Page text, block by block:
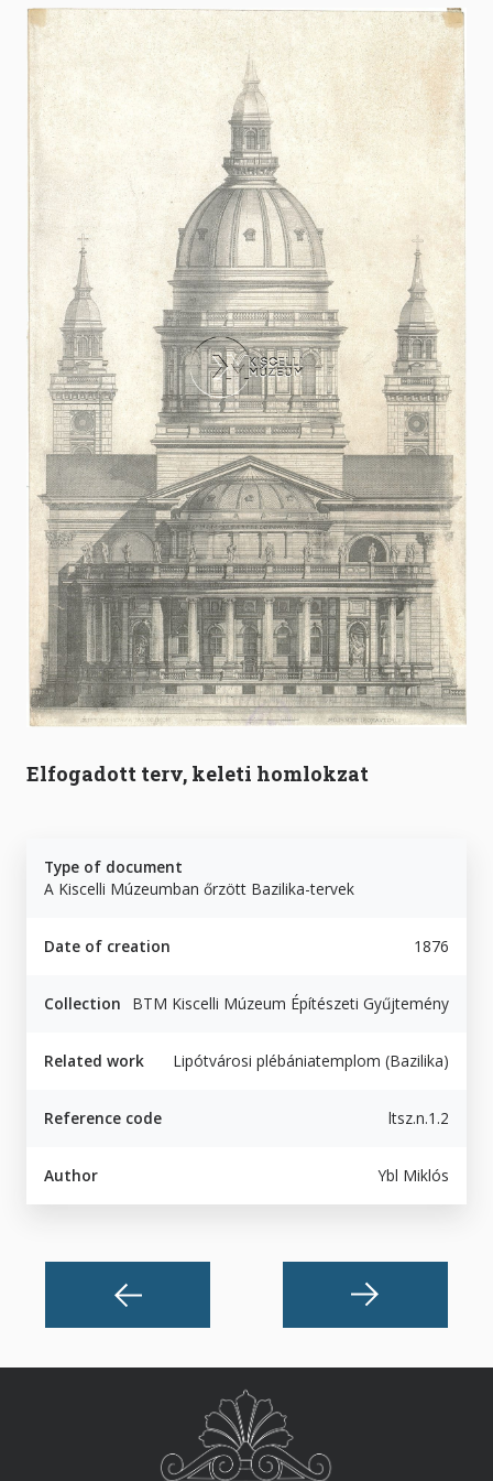
Elfogadott terv, keleti homlokzat
Type of document
A Kiscelli Múzeumban őrzött Bazilika-tervek
Date of creation 1876
Collection BTM Kiscelli Múzeum Építészeti Gyűjtemény
Related work Lipótvárosi plébániatemplom (Bazilika)
Reference code ltsz.n.1.2
Author Ybl Miklós